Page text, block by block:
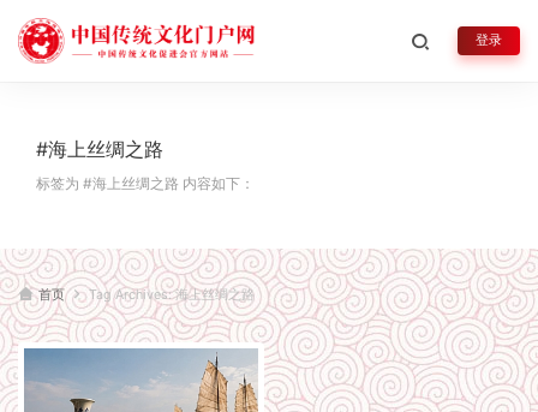
登录
#海上丝绸之路
标签为 #海上丝绸之路 内容如下：
首页 Tag Archives: 海上丝绸之路